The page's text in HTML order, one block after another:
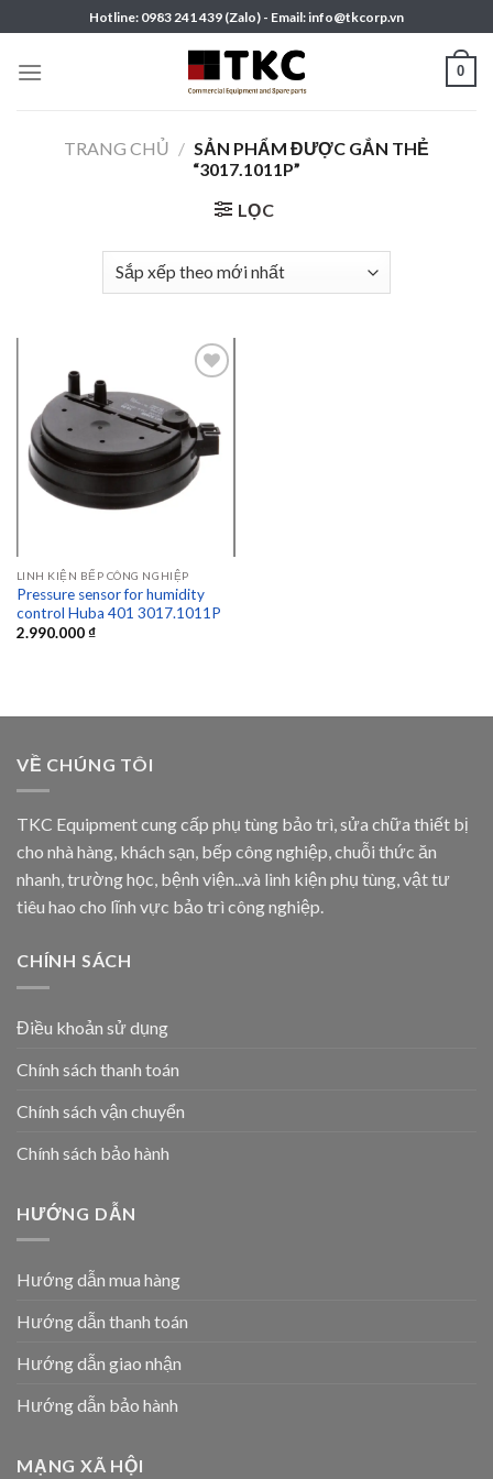
to
content
Hotline: 0983 241 439 (Zalo) - Email: info@tkcorp.vn
0
TRANG CHỦ / SẢN PHẨM ĐƯỢC GẮN THẺ
“3017.1011P”
LỌC
Add to
wishlist
LINH KIỆN BẾP CÔNG NGHIỆP
Pressure sensor for humidity
control Huba 401 3017.1011P
2.990.000₫
VỀ CHÚNG TÔI
TKC Equipment cung cấp phụ tùng bảo trì, sửa chữa thiết bị
cho nhà hàng, khách sạn, bếp công nghiệp, chuỗi thức ăn
nhanh, trường học, bệnh viện...và linh kiện phụ tùng, vật tư
tiêu hao cho lĩnh vực bảo trì công nghiệp.
CHÍNH SÁCH
Điều khoản sử dụng
Chính sách thanh toán
Chính sách vận chuyển
Chính sách bảo hành
HƯỚNG DẪN
Hướng dẫn mua hàng
Hướng dẫn thanh toán
Hướng dẫn giao nhận
Hướng dẫn bảo hành
MẠNG XÃ HỘI